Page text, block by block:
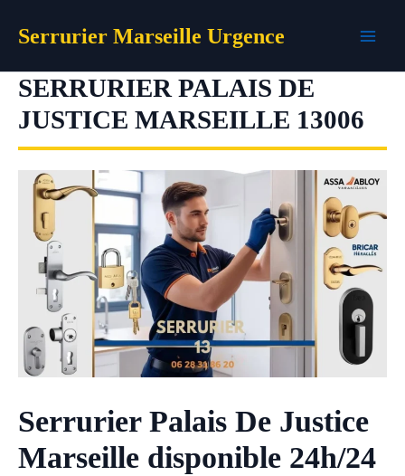
Serrurier Marseille Urgence
SERRURIER PALAIS DE
JUSTICE MARSEILLE 13006
Serrurier Palais De Justice
Marseille disponible 24h/24